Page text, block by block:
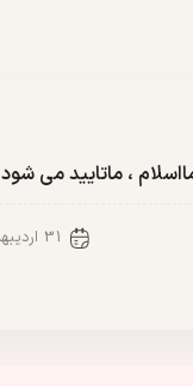
، ماتایید می شود
31 اردیبهشت 1405